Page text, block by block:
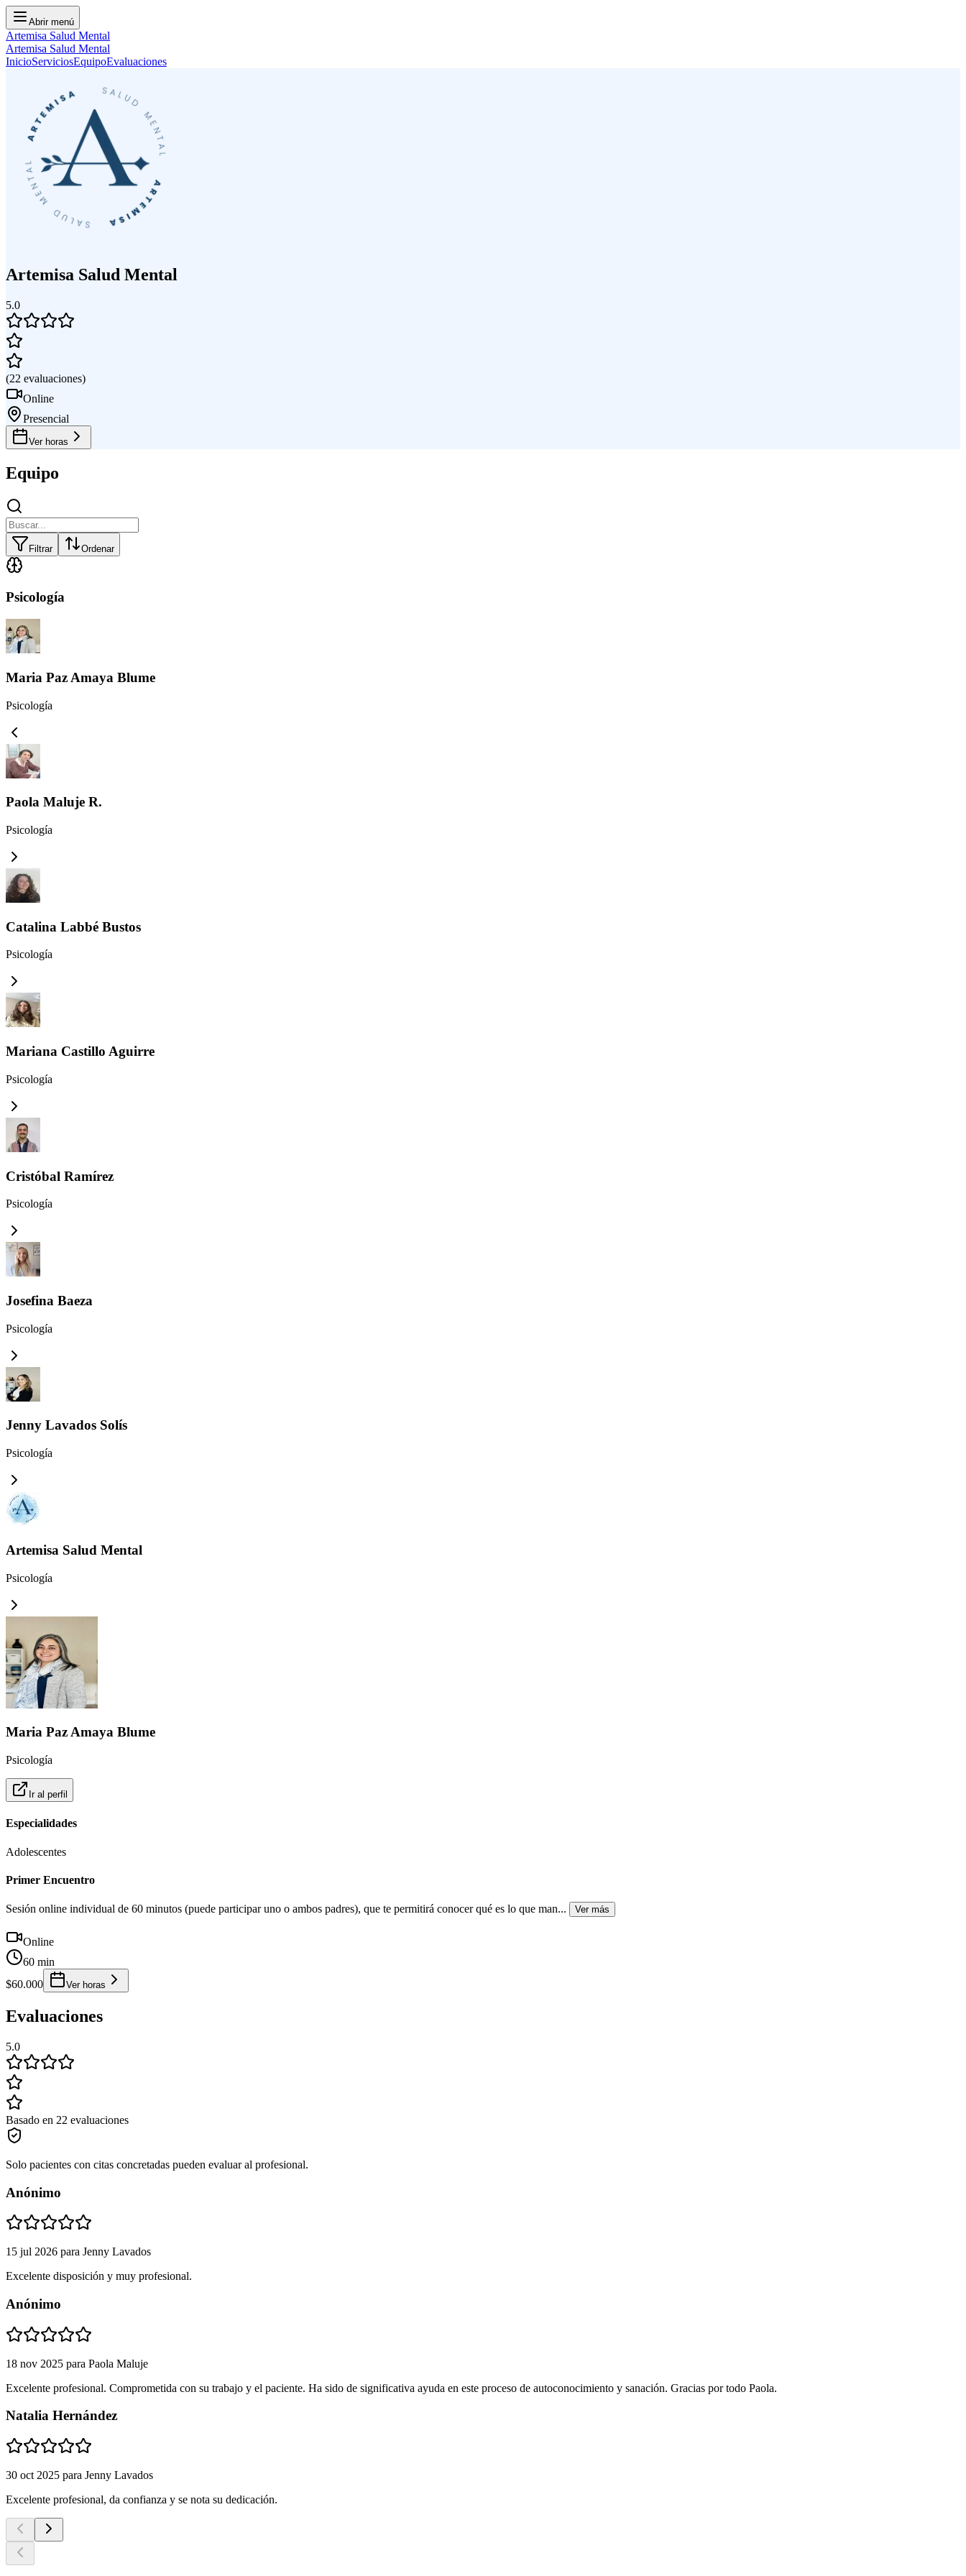
Abrir menú
Artemisa Salud Mental
Artemisa Salud Mental
InicioServiciosEquipoEvaluaciones
Artemisa Salud Mental
5.0
(22 evaluaciones)
Online
Presencial
Ver horas
Equipo
Filtrar Ordenar
Psicología
Maria Paz Amaya Blume
Psicología
Paola Maluje R.
Psicología
Catalina Labbé Bustos
Psicología
Mariana Castillo Aguirre
Psicología
Cristóbal Ramírez
Psicología
Josefina Baeza
Psicología
Jenny Lavados Solís
Psicología
Artemisa Salud Mental
Psicología
Maria Paz Amaya Blume
Psicología
Ir al perfil
Especialidades
Adolescentes
Primer Encuentro
Sesión online individual de 60 minutos (puede participar uno o ambos padres), que te permitirá conocer qué es lo que man... Ver más
Online
60 min
$60.000
Ver horas
Evaluaciones
5.0
Basado en 22 evaluaciones
Solo pacientes con citas concretadas pueden evaluar al profesional.
Anónimo
15 jul 2026 para Jenny Lavados
Excelente disposición y muy profesional.
Anónimo
18 nov 2025 para Paola Maluje
Excelente profesional. Comprometida con su trabajo y el paciente. Ha sido de significativa ayuda en este proceso de autoconocimiento y sanación. Gracias por todo Paola.
Natalia Hernández
30 oct 2025 para Jenny Lavados
Excelente profesional, da confianza y se nota su dedicación.